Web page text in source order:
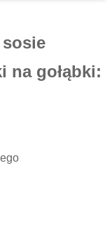
sosie
na gołąbki: